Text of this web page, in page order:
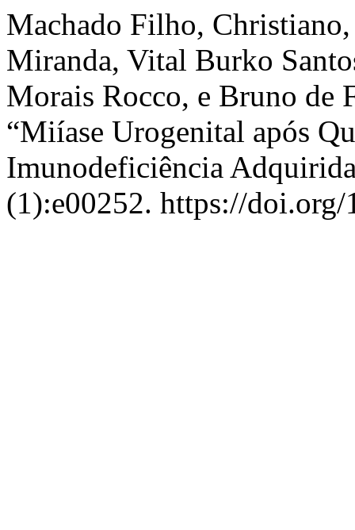
Machado Filho,
Miranda, Vital Burko
Morais Rocco, e Bruno de
“Miíase Urogenital após
Imunodeficiência
(1):e00252. https://